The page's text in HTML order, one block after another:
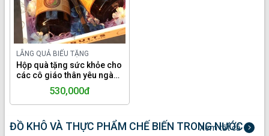
LẴNG QUẢ BIẾU TẶNG
Hộp quà tặng sức khỏe cho
các cô giáo thân yêu ngày
20.10, gồm 2 lọ chanh sành
trị ho, khản giọng.
530,000đ
ĐỒ KHÔ VÀ THỰC PHẨM CHẾ BIẾN TRONG NƯỚC
Xem tất cả